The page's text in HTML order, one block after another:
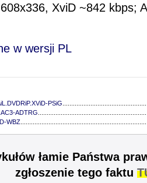
XviD ~842 kbps;
w wersji PL
PSiG
ADTRG
WBZ
łamie Państwa
zgłoszenie tego faktu